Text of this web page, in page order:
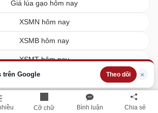
Cỡ chữ Bình luận Chia sẻ
trên Google Theo dõi ×
Giá lúa gạo hôm nay
XSMN hôm nay
XSMB hôm nay
XSMT hôm nay
Vietlott hôm nay